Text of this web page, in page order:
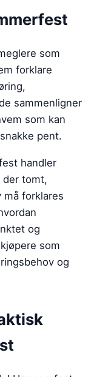
som
forklare
sammenligner
som kan
pent.
handler
der tomt,
må forklares
og
som
og